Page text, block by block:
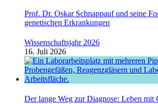
Prof. Dr. Oskar Schnappauf und seine
genetischen Erkrankungen
Wissenschaftsjahr 2026
16. Juli 2026
Der lange Weg zur Diagnose: Leben mit